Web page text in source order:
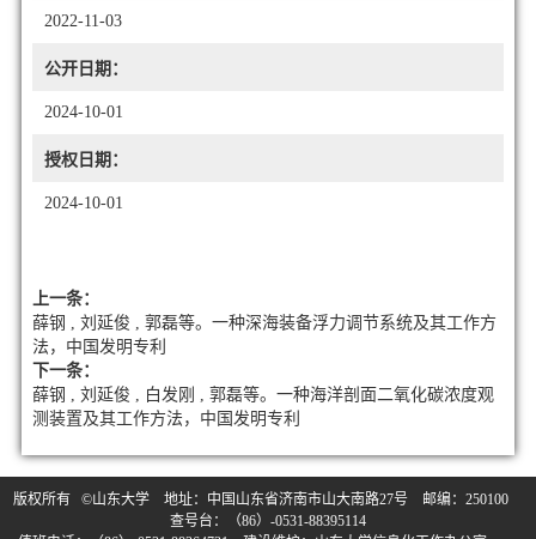
2022-11-03
公开日期：
2024-10-01
授权日期：
2024-10-01
上一条：
薛钢 , 刘延俊 , 郭磊等。一种深海装备浮力调节系统及其工作方
法，中国发明专利
下一条：
薛钢 , 刘延俊 , 白发刚 , 郭磊等。一种海洋剖面二氧化碳浓度观
测装置及其工作方法，中国发明专利
版权所有 ©山东大学 地址：中国山东省济南市山大南路27号 邮编：250100
查号台：（86）-0531-88395114